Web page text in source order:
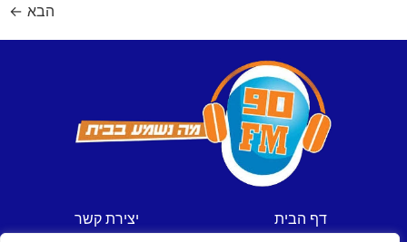
הבא ←
דף הבית
יצירת קשר